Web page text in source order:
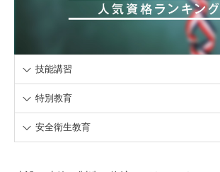
技能講習
特別教育
安全衛生教育